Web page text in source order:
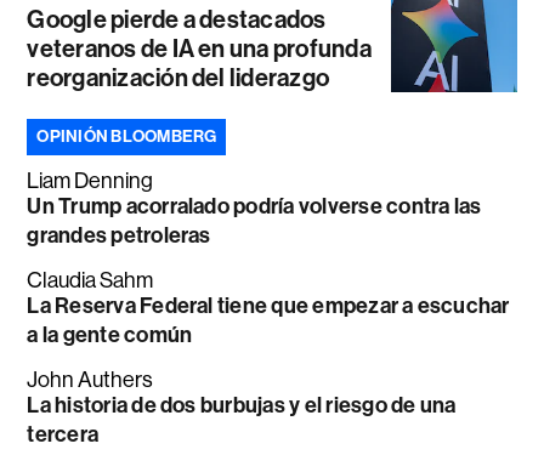
Google pierde a destacados
veteranos de IA en una profunda
reorganización del liderazgo
OPINIÓN BLOOMBERG
Liam Denning
Un Trump acorralado podría volverse contra las
grandes petroleras
Claudia Sahm
La Reserva Federal tiene que empezar a escuchar
a la gente común
John Authers
La historia de dos burbujas y el riesgo de una
tercera